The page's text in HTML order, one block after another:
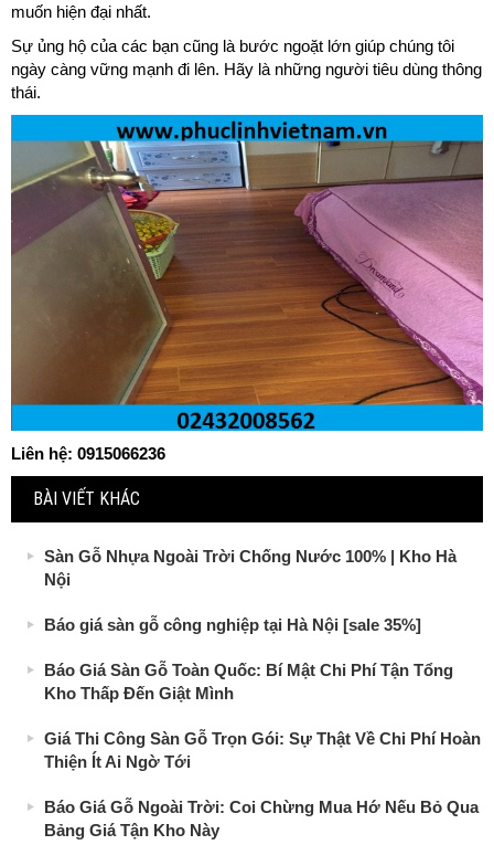
muốn hiện đại nhất.
Sự ủng hộ của các bạn cũng là bước ngoặt lớn giúp chúng tôi
ngày càng vững mạnh đi lên. Hãy là những người tiêu dùng thông
thái.
Liên hệ: 0915066236
BÀI VIẾT KHÁC
Sàn Gỗ Nhựa Ngoài Trời Chống Nước 100% | Kho Hà
Nội
Báo giá sàn gỗ công nghiệp tại Hà Nội [sale 35%]
Báo Giá Sàn Gỗ Toàn Quốc: Bí Mật Chi Phí Tận Tổng
Kho Thấp Đến Giật Mình
Giá Thi Công Sàn Gỗ Trọn Gói: Sự Thật Về Chi Phí Hoàn
Thiện Ít Ai Ngờ Tới
Báo Giá Gỗ Ngoài Trời: Coi Chừng Mua Hớ Nếu Bỏ Qua
Bảng Giá Tận Kho Này